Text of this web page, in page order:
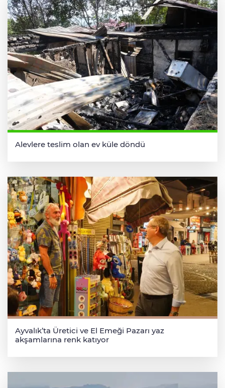
Alevlere teslim olan ev küle döndü
Ayvalık’ta Üretici ve El Emeği Pazarı yaz
akşamlarına renk katıyor